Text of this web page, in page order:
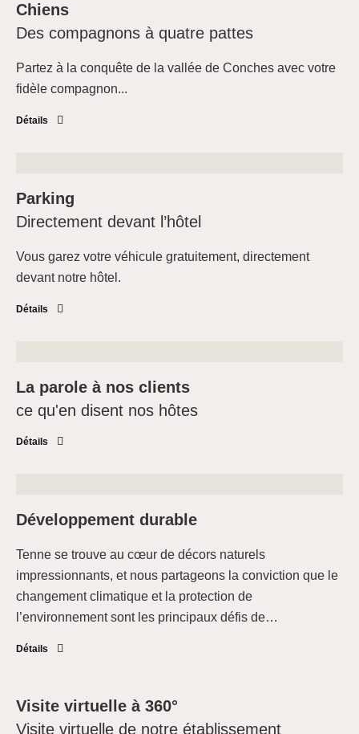
Chiens
Des compagnons à quatre pattes
Partez à la conquête de la vallée de Conches avec votre
fidèle compagnon...
Détails
Parking
Directement devant l’hôtel
Vous garez votre véhicule gratuitement, directement
devant notre hôtel.
Détails
La parole à nos clients
ce qu'en disent nos hôtes
Détails
Développement durable
Tenne se trouve au cœur de décors naturels
impressionnants, et nous partageons la conviction que le
changement climatique et la protection de
l’environnement sont les principaux défis de…
Détails
Visite virtuelle à 360°
Visite virtuelle de notre établissement